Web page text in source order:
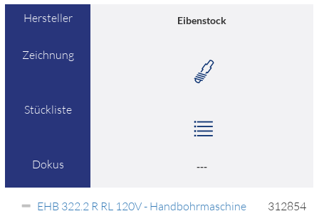
Hersteller Eibenstock
Zeichnung
Stückliste
Dokus ---
EHB 322.2 R RL 120V - Handbohrmaschine 312854